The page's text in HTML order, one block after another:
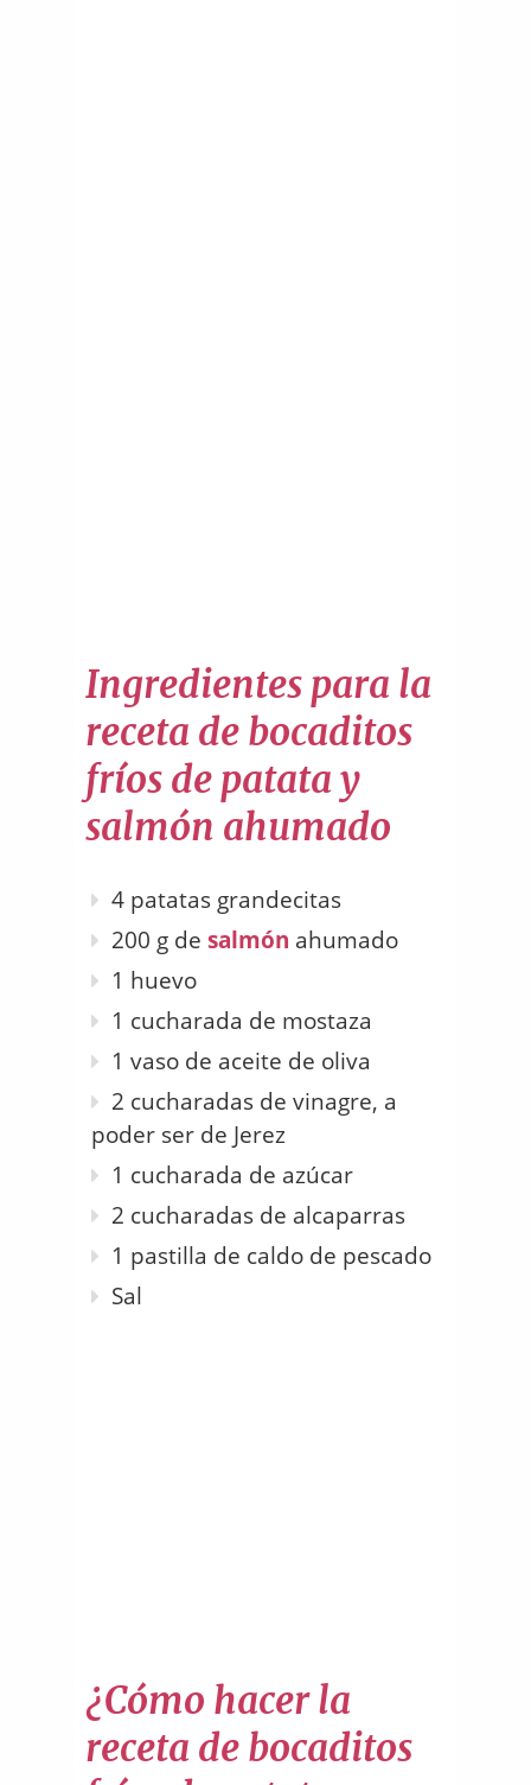
Ingredientes para la
receta de bocaditos
fríos de patata y
salmón ahumado
4 patatas grandecitas
200 g de salmón ahumado
1 huevo
1 cucharada de mostaza
1 vaso de aceite de oliva
2 cucharadas de vinagre, a
poder ser de Jerez
1 cucharada de azúcar
2 cucharadas de alcaparras
1 pastilla de caldo de pescado
Sal
¿Cómo hacer la
receta de bocaditos